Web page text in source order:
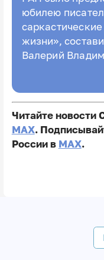
юбилею
жизни»,
Валерий
Читайте новости
MAX.
России в MAX.